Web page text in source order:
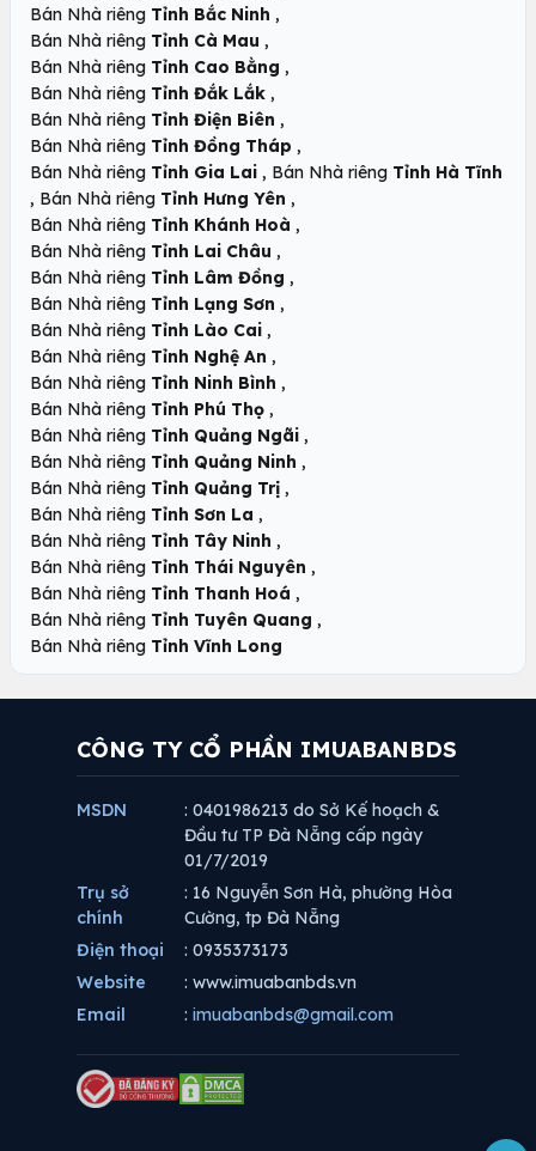
Bán Nhà riêng Tỉnh Bắc Ninh ,
Bán Nhà riêng Tỉnh Cà Mau ,
Bán Nhà riêng Tỉnh Cao Bằng ,
Bán Nhà riêng Tỉnh Đắk Lắk ,
Bán Nhà riêng Tỉnh Điện Biên ,
Bán Nhà riêng Tỉnh Đồng Tháp ,
Bán Nhà riêng Tỉnh Gia Lai , Bán Nhà riêng Tỉnh Hà Tĩnh
, Bán Nhà riêng Tỉnh Hưng Yên ,
Bán Nhà riêng Tỉnh Khánh Hoà ,
Bán Nhà riêng Tỉnh Lai Châu ,
Bán Nhà riêng Tỉnh Lâm Đồng ,
Bán Nhà riêng Tỉnh Lạng Sơn ,
Bán Nhà riêng Tỉnh Lào Cai ,
Bán Nhà riêng Tỉnh Nghệ An ,
Bán Nhà riêng Tỉnh Ninh Bình ,
Bán Nhà riêng Tỉnh Phú Thọ ,
Bán Nhà riêng Tỉnh Quảng Ngãi ,
Bán Nhà riêng Tỉnh Quảng Ninh ,
Bán Nhà riêng Tỉnh Quảng Trị ,
Bán Nhà riêng Tỉnh Sơn La ,
Bán Nhà riêng Tỉnh Tây Ninh ,
Bán Nhà riêng Tỉnh Thái Nguyên ,
Bán Nhà riêng Tỉnh Thanh Hoá ,
Bán Nhà riêng Tỉnh Tuyên Quang ,
Bán Nhà riêng Tỉnh Vĩnh Long
CÔNG TY CỔ PHẦN IMUABANBDS
MSDN
: 0401986213 do Sở Kế hoạch &
Đầu tư TP Đà Nẵng cấp ngày
01/7/2019
Trụ sở
chính
: 16 Nguyễn Sơn Hà, phường Hòa
Cường, tp Đà Nẵng
Điện thoại
: 0935373173
Website
: www.imuabanbds.vn
Email
: imuabanbds@gmail.com